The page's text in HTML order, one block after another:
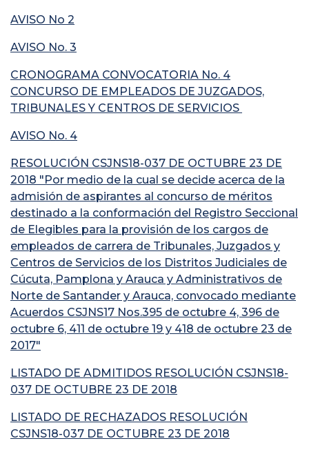
AVISO No 2
AVISO No. 3
CRONOGRAMA CONVOCATORIA No. 4
CONCURSO DE EMPLEADOS DE JUZGADOS,
TRIBUNALES Y CENTROS DE SERVICIOS
AVISO No. 4
RESOLUCIÓN CSJNS18-037 DE OCTUBRE 23 DE
2018 "Por medio de la cual se decide acerca de la
admisión de aspirantes al concurso de méritos
destinado a la conformación del Registro Seccional
de Elegibles para la provisión de los cargos de
empleados de carrera de Tribunales, Juzgados y
Centros de Servicios de los Distritos Judiciales de
Cúcuta, Pamplona y Arauca y Administrativos de
Norte de Santander y Arauca, convocado mediante
Acuerdos CSJNS17 Nos.395 de octubre 4, 396 de
octubre 6, 411 de octubre 19 y 418 de octubre 23 de
2017"
LISTADO DE ADMITIDOS RESOLUCIÓN CSJNS18-
037 DE OCTUBRE 23 DE 2018
LISTADO DE RECHAZADOS RESOLUCIÓN
CSJNS18-037 DE OCTUBRE 23 DE 2018